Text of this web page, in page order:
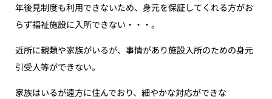
年後見制度も利用できないため、身元を保証してくれる方がお
らず福祉施設に入所できない・・・。
近所に親類や家族がいるが、事情があり施設入所のための身元
引受人等ができない。
家族はいるが遠方に住んでおり、細やかな対応ができな